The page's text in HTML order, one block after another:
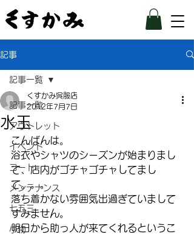
記事
記事一覧
アウトレット
イベント
コート
メンテナンス
七五三
小物
記事一覧
水玉
くすかみ呉服店
2012年7月7日
こんばんは。
浴衣やシャツのシーズンが始まりまし
て、店内がゴチャゴチャしてまし
て。。。
落ち着かない雰囲気出過ぎていまして
すみません。
明日から助っ人が来てくれるというこ